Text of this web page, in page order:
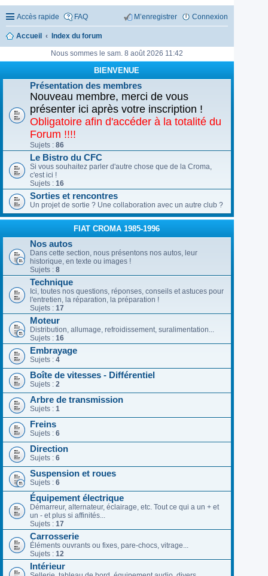
Accès rapide FAQ Connexion
M’enregistrer
Accueil Index du forum
Nous sommes le sam. 8 août 2026 11:42
BIENVENUE
Présentation des membres
Nouveau membre, merci de vous
présenter ici après votre inscription !
Obligatoire afin d'accéder à la totalité du
Forum !!!!
Sujets : 86
Le Bistro du CFC
Si vous souhaitez parler d'autre chose que de la Croma,
c'est ici !
Sujets : 16
Sorties et rencontres
Un projet de sortie ? Une collaboration avec un autre club ?
FIAT CROMA 1985-1996
Nos autos
Dans cette section, nous présentons nos autos, leur
historique, en texte ou images !
Sujets : 8
Technique
Ici, toutes nos questions, réponses, conseils et astuces pour
l'entretien, la réparation, la préparation !
Sujets : 17
Moteur
Distribution, allumage, refroidissement, suralimentation...
Sujets : 16
Embrayage
Sujets : 4
Boîte de vitesses - Différentiel
Sujets : 2
Arbre de transmission
Sujets : 1
Freins
Sujets : 6
Direction
Sujets : 6
Suspension et roues
Sujets : 6
Équipement électrique
Démarreur, alternateur, éclairage, etc. Tout ce qui a un + et
un - et plus si affinités...
Sujets : 17
Carrosserie
Éléments ouvrants ou fixes, pare-chocs, vitrage...
Sujets : 12
Intérieur